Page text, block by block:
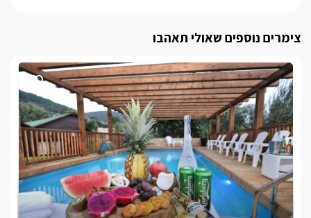
צימרים נוספים שאולי תאהבו